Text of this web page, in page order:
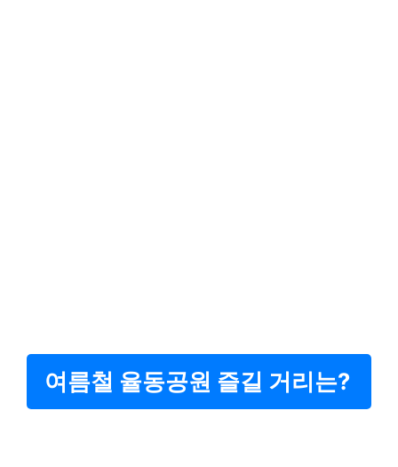
여름철 율동공원 즐길 거리는?